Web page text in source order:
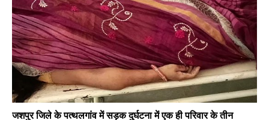
जशपुर जिले के पत्थलगांव में सड़क दुर्घटना में एक ही परिवार के तीन